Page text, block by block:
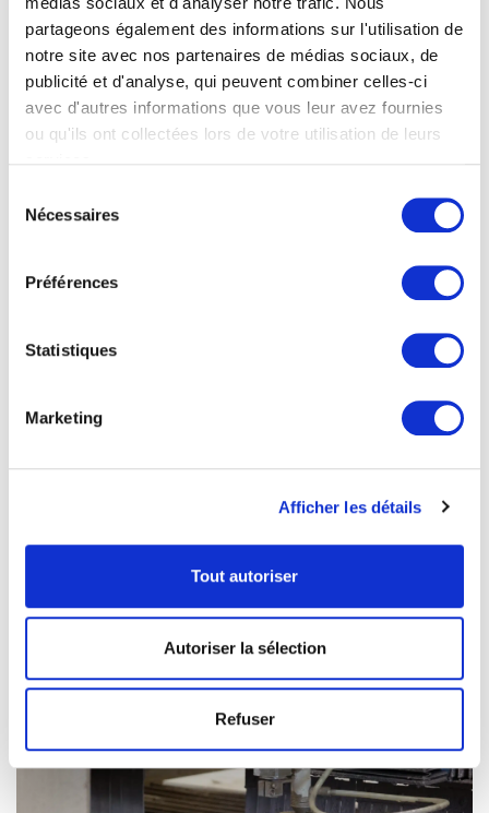
partageons également des informations sur l'utilisation de
notre site avec nos partenaires de médias sociaux, de
publicité et d'analyse, qui peuvent combiner celles-ci
avec d'autres informations que vous leur avez fournies
ou qu'ils ont collectées lors de votre utilisation de leurs
Nécessaires
Préférences
Statistiques
Marketing
Afficher les détails
Tout autoriser
Autoriser la sélection
Refuser
6000 bars pour découper tout type dematériaux,
à plat ou en 3D.
En savoir plus sur la découpe jet d'eau
caractéristiques techniques, les dimensions,
dédiée au
des pièces métalliques.
Suisse, Luxembourg).